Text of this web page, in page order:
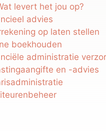
levert het jou op?
advies
op laten stellen
boekhouden
administratie
en -advies